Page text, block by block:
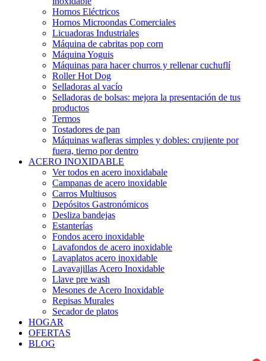
Hornos Eléctricos
Hornos Microondas Comerciales
Licuadoras Industriales
Máquina de cabritas pop corn
Máquina Yoguis
Máquinas para hacer churros y rellenar cuchuflí
Roller Hot Dog
Selladoras al vacío
Selladoras de bolsas: mejora la presentación de tus
productos
Termos
Tostadores de pan
Máquinas wafleras simples y dobles: crujiente por
fuera, tierno por dentro
ACERO INOXIDABLE
Ver todos en acero inoxidabale
Campanas de acero inoxidable
Carros Multiusos
Depósitos Gastronómicos
Desliza bandejas
Estanterías
Fondos acero inoxidable
Lavafondos de acero inoxidable
Lavaplatos acero inoxidable
Lavavajillas Acero Inoxidable
Llave pre wash
Mesones de Acero Inoxidable
Repisas Murales
Secador de platos
HOGAR
OFERTAS
BLOG